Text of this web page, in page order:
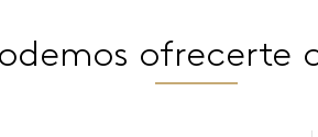
ofrecerte